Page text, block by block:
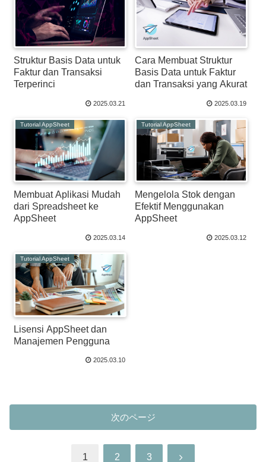
Struktur Basis Data untuk
Faktur dan Transaksi
Terperinci
2025.03.21
Cara Membuat Struktur
Basis Data untuk Faktur
dan Transaksi yang Akurat
2025.03.19
Tutorial AppSheet
Membuat Aplikasi Mudah
dari Spreadsheet ke
AppSheet
2025.03.14
Tutorial AppSheet
Mengelola Stok dengan
Efektif Menggunakan
AppSheet
2025.03.12
Tutorial AppSheet
Lisensi AppSheet dan
Manajemen Pengguna
2025.03.10
次のページ
1 2 3 次